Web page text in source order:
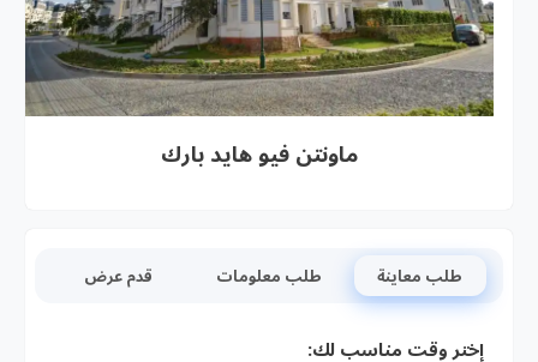
ماونتن فيو هايد بارك
طلب معاينة طلب معلومات قدم عرض
إختر وقت مناسب لك: